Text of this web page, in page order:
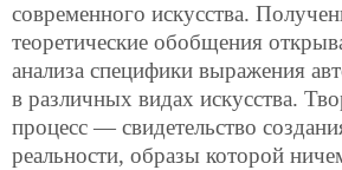
современного искусства.
теоретические обобщения
анализа специфики выражения
в различных видах искусства.
процесс — свидетельство
реальности, образы которой